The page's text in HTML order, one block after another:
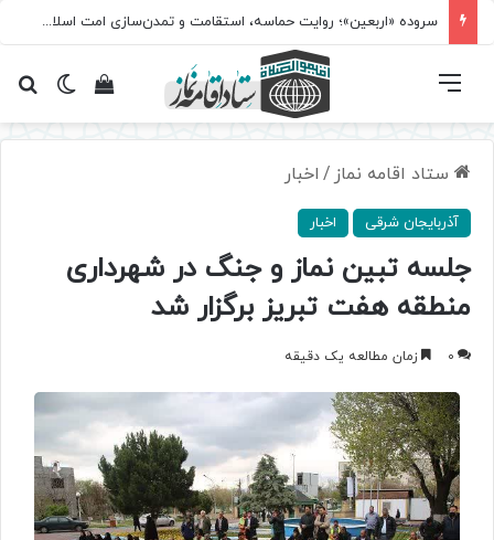
سروده‌ «اربعین»؛ روایت حماسه، استقامت و تمدن‌سازی امت اسلامی
تغییرمشاهده فهرست
ستاد اقامه نماز / اخبار
آذربایجان شرقی اخبار
جلسه تبین نماز و جنگ در شهرداری
منطقه هفت تبریز برگزار شد
0 زمان مطالعه یک دقیقه